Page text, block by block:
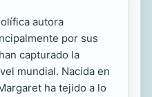
autora
por sus
capturado la
mundial. Nacida en
ha tejido a lo